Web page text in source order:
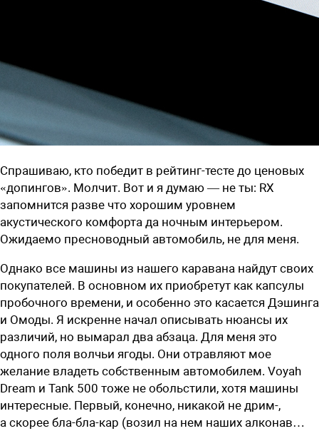
Спрашиваю, кто победит в рейтинг-тесте до ценовых
«допингов». Молчит. Вот и я думаю ­— не ты: RX
запомнится разве что хорошим уровнем
акустического комфорта да ночным интерьером.
Ожидаемо пресноводный автомобиль, не для меня.
Однако все машины из нашего каравана найдут своих
покупателей. В основном их приобретут как капсулы
пробочного времени, и особенно это касается Дэшинга
и Омоды. Я искренне начал описывать нюансы их
различий, но вымарал два абзаца. Для меня это
одного поля волчьи ягоды. Они отравляют мое
желание владеть собственным автомобилем. Voyah
Dream и Tank 500 тоже не обольстили, хотя машины
интересные. Первый, конечно, никакой не дрим-,
а скорее бла-бла-кар (возил на нем наших алконав…